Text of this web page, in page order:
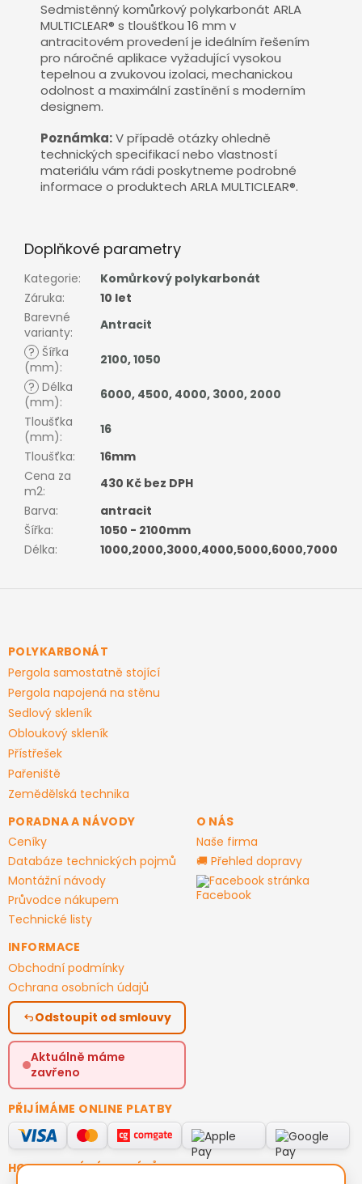
Sedmistěnný komůrkový polykarbonát ARLA
MULTICLEAR® s tloušťkou 16 mm v
antracitovém provedení je ideálním řešením
pro náročné aplikace vyžadující vysokou
tepelnou a zvukovou izolaci, mechanickou
odolnost a maximální zastínění s moderním
designem.
Poznámka:V případě otázky ohledně
technických specifikací nebo vlastností
materiálu vám rádi poskytneme podrobné
informace o produktech ARLA MULTICLEAR®.
Doplňkové parametry
Kategorie:
Komůrkový polykarbonát
Záruka:
10 let
Barevné
varianty:
Antracit
? Šířka
(mm): 2100,1050
? Délka
(mm): 6000, 4500, 4000, 3000, 2000
Tloušťka
(mm):
16
Tloušťka:
16mm
Cena za
m2:
430 Kč bez DPH
Barva:
antracit
Šířka:
1050 - 2100mm
Délka: 1000,2000,3000,4000,5000,6000,7000
Z
aPOLYKARBONÁT
Pergola samostatně stojící
Pergola napojená na stěnu
Sedlový skleník
Obloukový skleník
Přístřešek
Pařeniště
Zemědělská technika
PORADNA A NÁVODY
Ceníky
Databáze technických pojmů
Montážní návody
Průvodce nákupem
Technické listy
O NÁS
Naše firma
🚚 Přehled dopravy
Facebook stránka
INFORMACE
Obchodní podmínky
Ochrana osobních údajů
Odstoupit od smlouvy
Aktuálně máme
zavřeno
PŘIJÍMÁME ONLINE PLATBY
HODNOCENÍ ZÁKAZNÍKŮ